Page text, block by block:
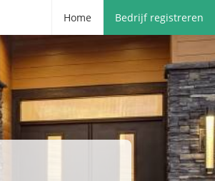
Home Bedrijf registreren